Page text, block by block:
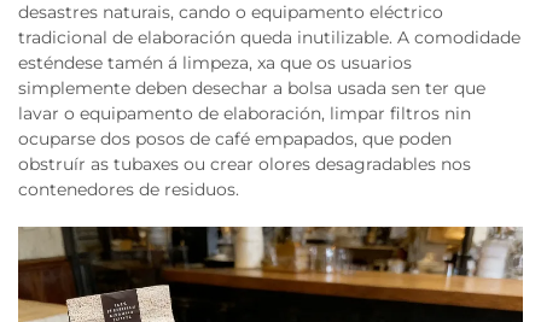
desastres naturais, cando o equipamento eléctrico
tradicional de elaboración queda inutilizable. A comodidade
esténdese tamén á limpeza, xa que os usuarios
simplemente deben desechar a bolsa usada sen ter que
lavar o equipamento de elaboración, limpar filtros nin
ocuparse dos posos de café empapados, que poden
obstruír as tubaxes ou crear olores desagradables nos
contenedores de residuos.